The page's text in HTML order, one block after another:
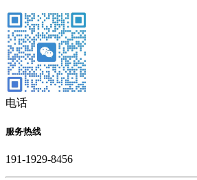
电话
服务热线
191-1929-8456